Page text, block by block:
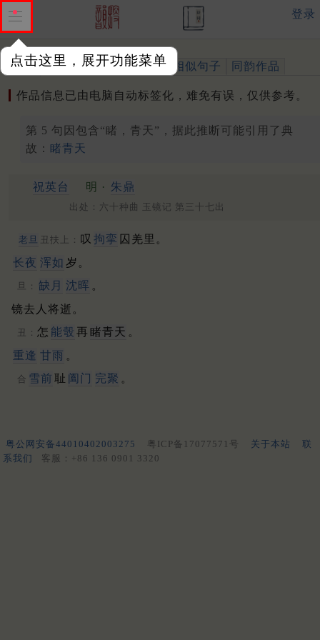
点击这里，展开功能菜单
登录
作品 标注四声 出处、引用 相似句子 同韵作品
作品信息已由电脑自动标签化，难免有误，仅供参考。
第 5 句因包含“睹，青天”，据此推断可能引用了典
故： 睹青天
祝英台 明 · 朱鼎
出处：六十种曲 玉镜记 第三十七出
老旦 丑扶上： 叹 拘挛 囚羌里。
长夜 浑如 岁。
旦： 缺月 沈晖 。
镜去人将逝。
丑： 怎 能彀 再 睹青天 。
重逢 甘雨 。
合 雪前 耻 阖门 完聚 。
粤公网安备44010402003275 粤ICP备17077571号 关于本站
联
系我们
客服：+86 136 0901 3320